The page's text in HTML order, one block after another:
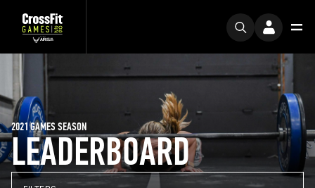
LEADERBOARD
2021 GAMES SEASON